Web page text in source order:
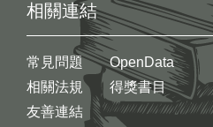
相關連結
常見問題
相關法規
友善連結
OpenData
得獎書目